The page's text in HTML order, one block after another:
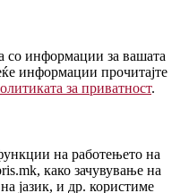
со информации за вашата
информации прочитајте
за приватност.
на работењето на
како зачувување на
јазик, и др. користиме